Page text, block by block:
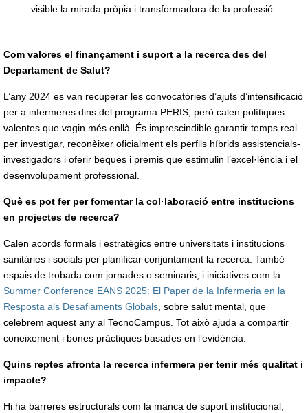
visible la mirada pròpia i transformadora de la professió.
Com valores el finançament i suport a la recerca des del
Departament de Salut?
L’any 2024 es van recuperar les convocatòries d’ajuts d’intensificació
per a infermeres dins del programa PERIS, però calen polítiques
valentes que vagin més enllà. És imprescindible garantir temps real
per investigar, reconèixer oficialment els perfils híbrids assistencials-
investigadors i oferir beques i premis que estimulin l’excel·lència i el
desenvolupament professional.
Què es pot fer per fomentar la col·laboració entre institucions
en projectes de recerca?
Calen acords formals i estratègics entre universitats i institucions
sanitàries i socials per planificar conjuntament la recerca. També
espais de trobada com jornades o seminaris, i iniciatives com la
Summer Conference EANS 2025: El Paper de la Infermeria en la
Resposta als Desafiaments Globals, sobre salut mental, que
celebrem aquest any al TecnoCampus. Tot això ajuda a compartir
coneixement i bones pràctiques basades en l’evidència.
Quins reptes afronta la recerca infermera per tenir més qualitat i
impacte?
Hi ha barreres estructurals com la manca de suport institucional,